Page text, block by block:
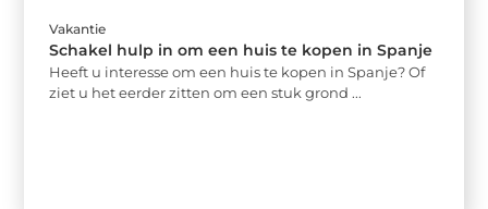
Vakantie
Schakel hulp in om een huis te kopen in Spanje
Heeft u interesse om een huis te kopen in Spanje? Of
ziet u het eerder zitten om een stuk grond ...